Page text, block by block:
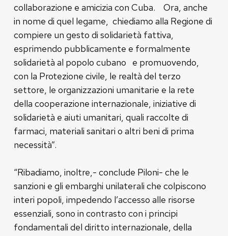
collaborazione e amicizia con Cuba. Ora, anche
in nome di quel legame, chiediamo alla Regione di
compiere un gesto di solidarietà fattiva,
esprimendo pubblicamente e formalmente
solidarietà al popolo cubano e promuovendo,
con la Protezione civile, le realtà del terzo
settore, le organizzazioni umanitarie e la rete
della cooperazione internazionale, iniziative di
solidarietà e aiuti umanitari, quali raccolte di
farmaci, materiali sanitari o altri beni di prima
necessità”.
“Ribadiamo, inoltre,- conclude Piloni- che le
sanzioni e gli embarghi unilaterali che colpiscono
interi popoli, impedendo l’accesso alle risorse
essenziali, sono in contrasto con i principi
fondamentali del diritto internazionale, della